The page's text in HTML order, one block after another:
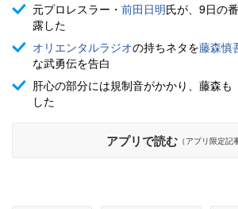
元プロレスラー・ 前田日明氏が、9日の
露した
オリエンタルラジオの持ちネタを藤森慎
な武勇伝を告白
肝心の部分には規制音がかかり、藤森
した
アプリで読む （アプリ限定記